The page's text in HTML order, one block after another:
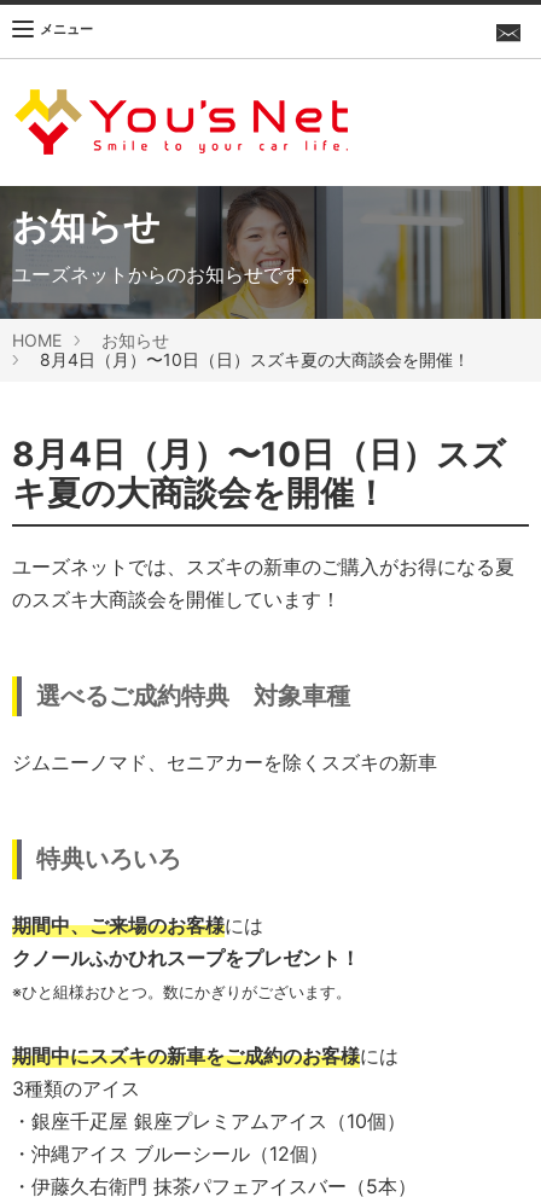
メニュー
お知らせ
ユーズネットからのお知らせです。
HOME
お知らせ
8月4日（月）〜10日（日）スズキ夏の大商談会を開催！
8月4日（月）〜10日（日）スズ
キ夏の大商談会を開催！
ユーズネットでは、スズキの新車のご購入がお得になる夏
のスズキ大商談会を開催しています！
選べるご成約特典 対象車種
ジムニーノマド、セニアカーを除くスズキの新車
特典いろいろ
期間中、ご来場のお客様には
クノールふかひれスープをプレゼント！
※ひと組様おひとつ。数にかぎりがございます。
期間中にスズキの新車をご成約のお客様には
3種類のアイス
・銀座千疋屋 銀座プレミアムアイス（10個）
・沖縄アイス ブルーシール（12個）
・伊藤久右衛門 抹茶パフェアイスバー（5本）